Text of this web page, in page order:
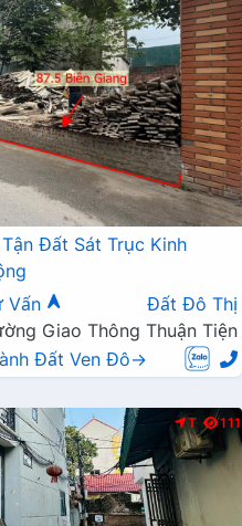
Đất Sát Trục Kinh
Vấn
Đất Đô Thị
Giao Thông Thuận Tiện
Đất Ven Đô→
T 111